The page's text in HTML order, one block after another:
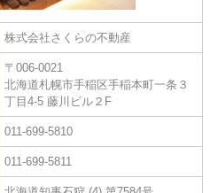
株式会社さくらの不動産
〒006-0021
北海道札幌市手稲区手稲本町一条３
丁目4-5 藤川ビル２F
011-699-5810
011-699-5811